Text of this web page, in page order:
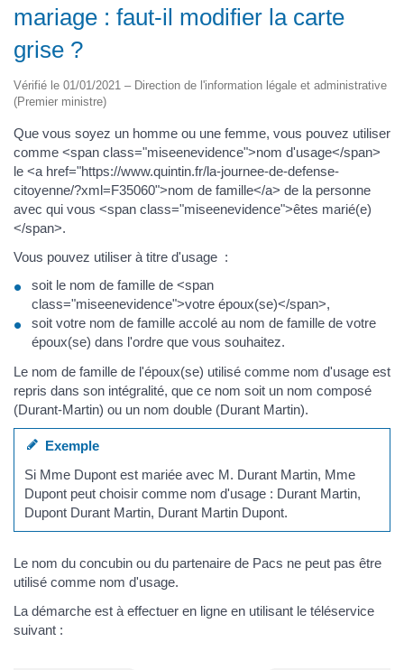
mariage : faut-il modifier la carte
grise ?
Vérifié le 01/01/2021 – Direction de l'information légale et administrative
(Premier ministre)
Que vous soyez un homme ou une femme, vous pouvez utiliser
comme <span class="miseenevidence">nom d'usage</span>
le <a href="https://www.quintin.fr/la-journee-de-defense-
citoyenne/?xml=F35060">nom de famille</a> de la personne
avec qui vous <span class="miseenevidence">êtes marié(e)
</span>.
Vous pouvez utiliser à titre d'usage :
soit le nom de famille de <span
class="miseenevidence">votre époux(se)</span>,
soit votre nom de famille accolé au nom de famille de votre
époux(se) dans l'ordre que vous souhaitez.
Le nom de famille de l'époux(se) utilisé comme nom d'usage est
repris dans son intégralité, que ce nom soit un nom composé
(Durant-Martin) ou un nom double (Durant Martin).
Exemple
Si Mme Dupont est mariée avec M. Durant Martin, Mme
Dupont peut choisir comme nom d'usage : Durant Martin,
Dupont Durant Martin, Durant Martin Dupont.
Le nom du concubin ou du partenaire de Pacs ne peut pas être
utilisé comme nom d'usage.
La démarche est à effectuer en ligne en utilisant le téléservice
suivant :